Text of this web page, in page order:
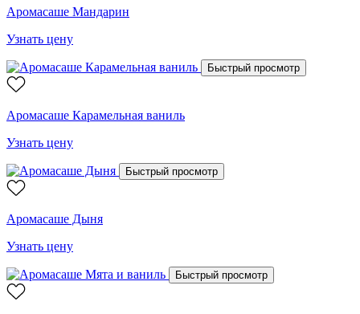
Аромасаше Мандарин
Узнать цену
Быстрый просмотр
Аромасаше Карамельная ваниль
Узнать цену
Быстрый просмотр
Аромасаше Дыня
Узнать цену
Быстрый просмотр